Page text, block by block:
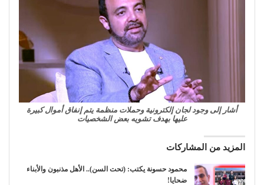
أشار إلى وجود لجان إلكترونية وحملات منظمة يتم إنفاق أموال كبيرة
عليها بهدف تشويه بعض الشخصيات
المزيد من المشاركات
محمود حسونة يكتب: (تحت السن).. الأهل مذنبون والأبناء
ضحايا!